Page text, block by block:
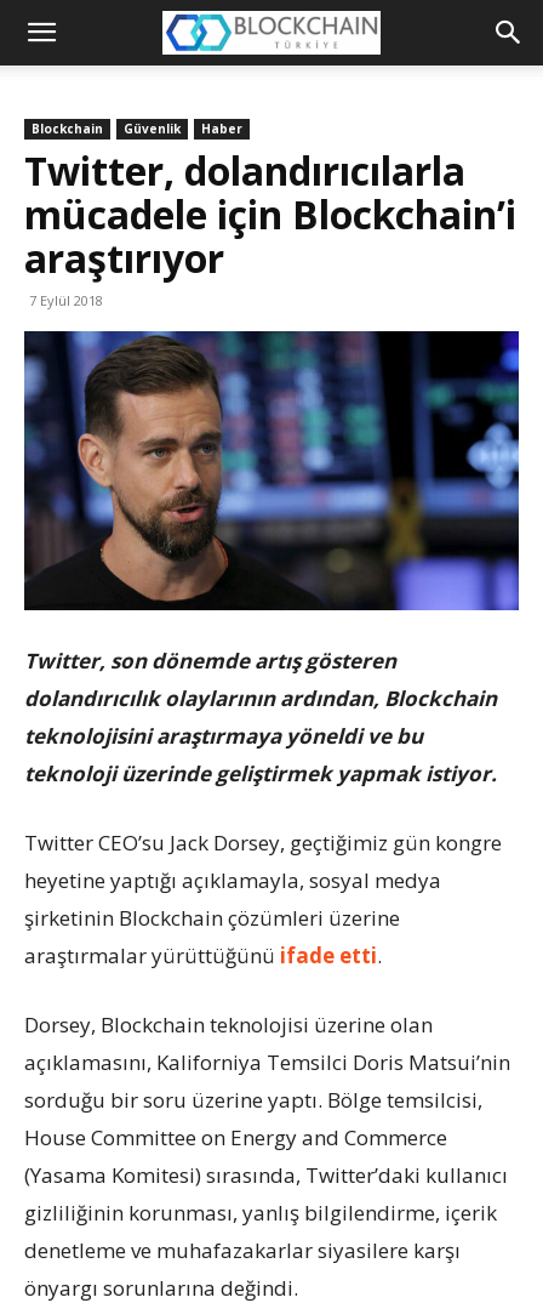
Blockchain
Blockchain Güvenlik Haber
Twitter, dolandırıcılarla
mücadele için Blockchain’i
araştırıyor
7 Eylül 2018
Twitter, son dönemde artış gösteren
dolandırıcılık olaylarının ardından, Blockchain
teknolojisini araştırmaya yöneldi ve bu
teknoloji üzerinde geliştirmek yapmak istiyor.
Twitter CEO’su Jack Dorsey, geçtiğimiz gün kongre
heyetine yaptığı açıklamayla, sosyal medya
şirketinin Blockchain çözümleri üzerine
araştırmalar yürüttüğünü ifade etti.
Dorsey, Blockchain teknolojisi üzerine olan
açıklamasını, Kaliforniya Temsilci Doris Matsui’nin
sorduğu bir soru üzerine yaptı. Bölge temsilcisi,
House Committee on Energy and Commerce
(Yasama Komitesi) sırasında, Twitter’daki kullanıcı
gizliliğinin korunması, yanlış bilgilendirme, içerik
denetleme ve muhafazakarlar siyasilere karşı
önyargı sorunlarına değindi.